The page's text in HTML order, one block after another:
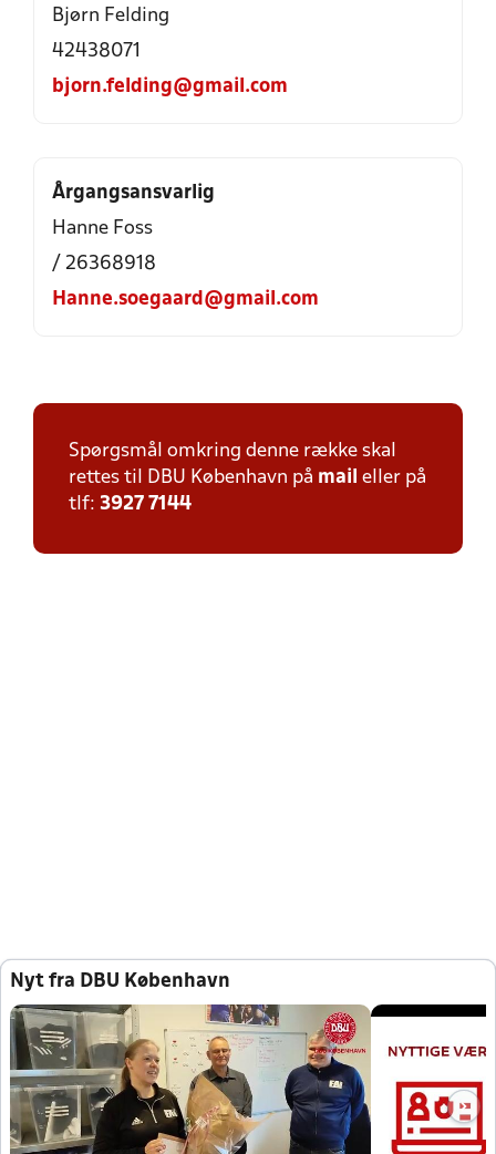
Bjørn Felding
42438071
bjorn.felding@gmail.com
Årgangsansvarlig
Hanne Foss
/ 26368918
Hanne.soegaard@gmail.com
Spørgsmål omkring denne række skal
rettes til DBU København på mail eller på
tlf: 3927 7144
Nyt fra DBU København